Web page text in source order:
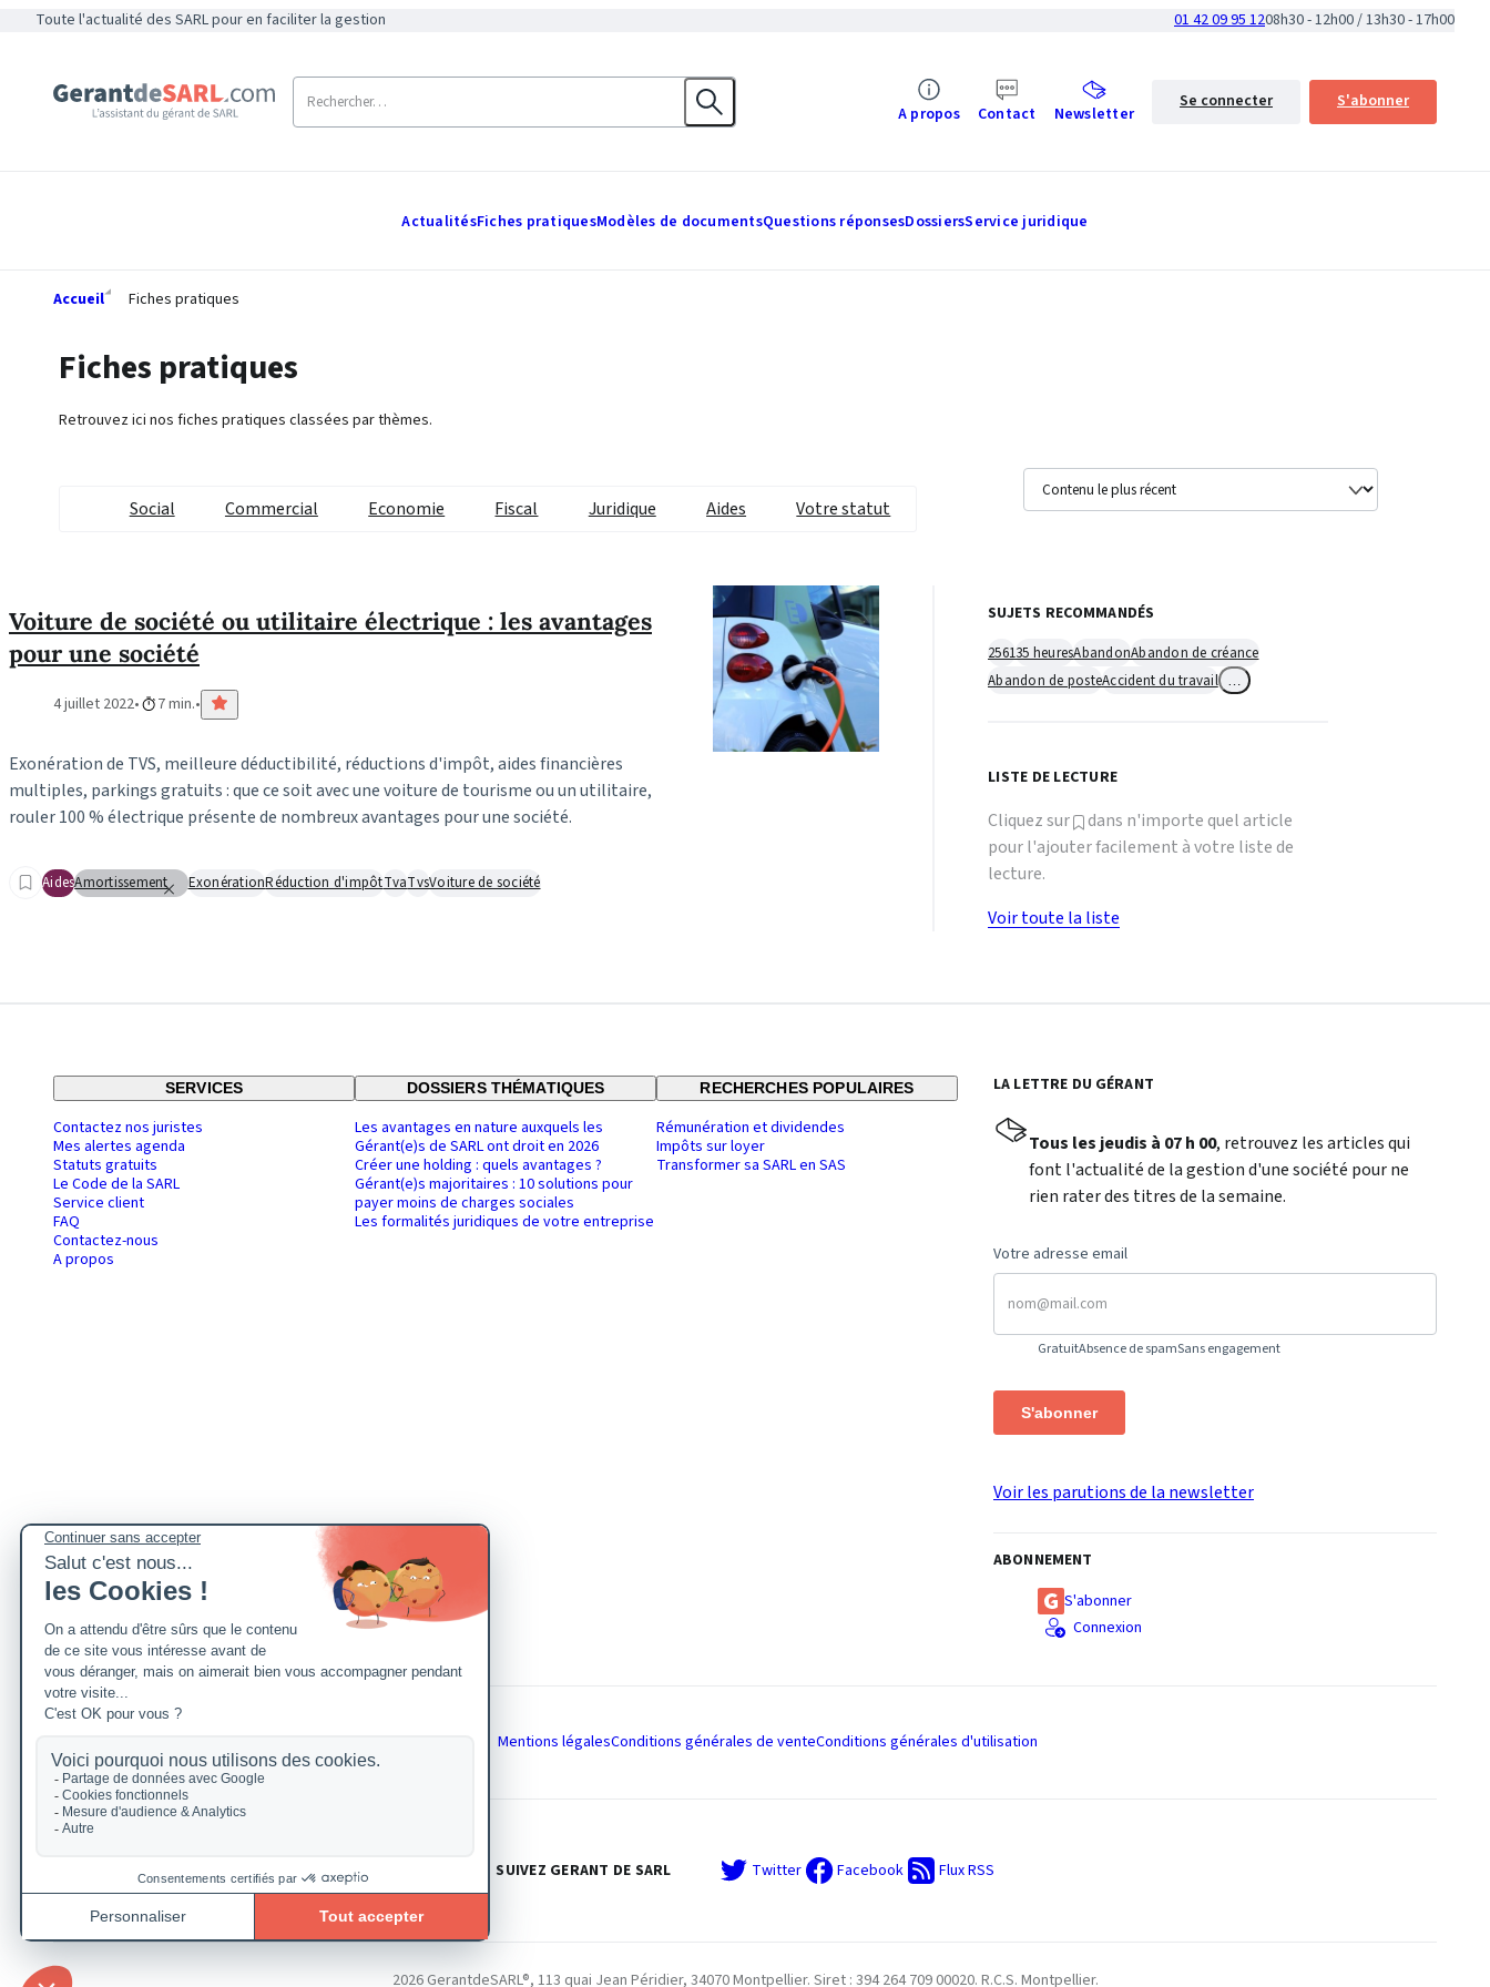
Toute l'actualité des SARL pour en faciliter la gestion 01 42 09 95 1208h30 - 12h00 / 13h30 - 17h00
A propos Contact Newsletter
Se connecter S'abonner
ActualitésFiches pratiquesModèles de documentsQuestions réponsesDossiersService juridique
Accueil Fiches pratiques
Fiches pratiques
Retrouvez ici nos fiches pratiques classées par thèmes.
Social Commercial Economie Fiscal Juridique Aides Votre statut
Voiture de société ou utilitaire électrique : les avantages
pour une société
4 juillet 2022 7 min.
Exonération de TVS, meilleure déductibilité, réductions d'impôt, aides financières
multiples, parkings gratuits : que ce soit avec une voiture de tourisme ou un utilitaire,
rouler 100 % électrique présente de nombreux avantages pour une société.
AidesAmortissement ExonérationRéduction d'impôtTvaTvsVoiture de société
SUJETS RECOMMANDÉS
256135 heuresAbandonAbandon de créance
Abandon de posteAccident du travail
LISTE DE LECTURE
Cliquez sur
dans n'importe quel article
pour l'ajouter facilement à votre liste de
lecture.
Voir toute la liste
SERVICES
Contactez nos juristes
Mes alertes agenda
Statuts gratuits
Le Code de la SARL
Service client
FAQ
Contactez-nous
A propos
DOSSIERS THÉMATIQUES
Les avantages en nature auxquels les
Gérant(e)s de SARL ont droit en 2026
Créer une holding : quels avantages ?
Gérant(e)s majoritaires : 10 solutions pour
payer moins de charges sociales
Les formalités juridiques de votre entreprise
RECHERCHES POPULAIRES
Rémunération et dividendes
Impôts sur loyer
Transformer sa SARL en SAS
LA LETTRE DU GÉRANT
Tous les jeudis à 07 h 00, retrouvez les articles qui
font l'actualité de la gestion d'une société pour ne
rien rater des titres de la semaine.
Votre adresse email
GratuitAbsence de spamSans engagement
S'abonner
Voir les parutions de la newsletter
ABONNEMENT
S'abonner
Connexion
Mentions légalesConditions générales de venteConditions générales d'utilisation
SUIVEZ GERANT DE SARL Twitter Facebook Flux RSS
2026 GerantdeSARL®, 113 quai Jean Péridier, 34070 Montpellier. Siret : 394 264 709 00020. R.C.S. Montpellier.